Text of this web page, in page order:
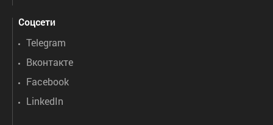
Соцсети
Telegram
Вконтакте
Facebook
LinkedIn